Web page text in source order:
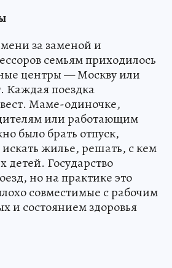
за заменой и
семьям приходилось
центры — Москву или
Каждая поездка
Маме-одиночке,
или работающим
было брать отпуск,
жилье, решать, с кем
детей. Государство
но на практике это
совместимые с рабочим
и состоянием здоровья